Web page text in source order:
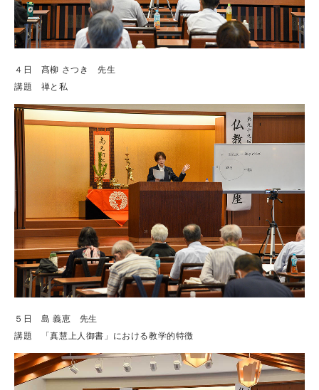
４日 髙柳 さつき 先生
講題 禅と私
５日 島 義恵 先生
講題 「真慧上人御書」における教学的特徴